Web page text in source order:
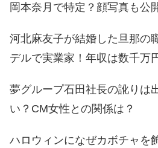
岡本奈月で特定？顔写真も公
河北麻友子が結婚した旦那の
デルで実業家！年収は数千万
夢グループ石田社長の訛りは
い？CM女性との関係は？
ハロウィンになぜカボチャを